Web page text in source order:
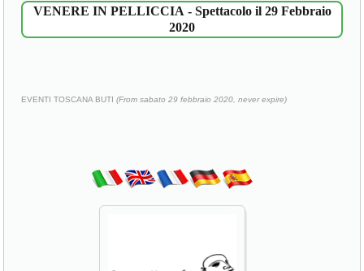
VENERE IN PELLICCIA - Spettacolo il 29 Febbraio
2020
EVENTI TOSCANA BUTI(From sabato 29 febbraio 2020, never expire)